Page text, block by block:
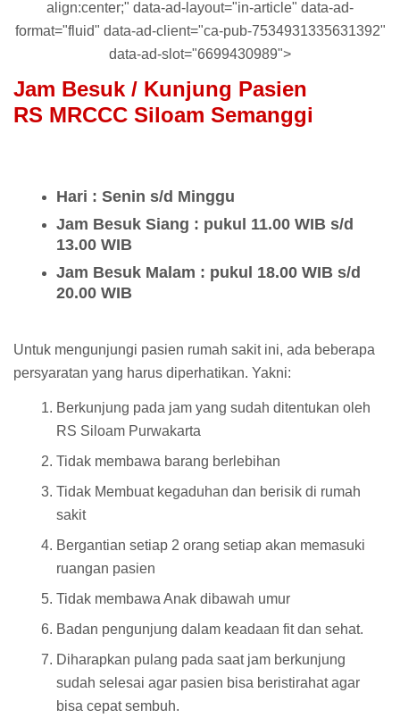
align:center;" data-ad-layout="in-article" data-ad-
format="fluid" data-ad-client="ca-pub-7534931335631392"
data-ad-slot="6699430989">
Jam Besuk / Kunjung Pasien
RS MRCCC Siloam Semanggi
Hari : Senin s/d Minggu
Jam Besuk Siang : pukul 11.00 WIB s/d
13.00 WIB
Jam Besuk Malam : pukul 18.00 WIB s/d
20.00 WIB
Untuk mengunjungi pasien rumah sakit ini, ada beberapa
persyaratan yang harus diperhatikan. Yakni:
Berkunjung pada jam yang sudah ditentukan oleh
RS Siloam Purwakarta
Tidak membawa barang berlebihan
Tidak Membuat kegaduhan dan berisik di rumah
sakit
Bergantian setiap 2 orang setiap akan memasuki
ruangan pasien
Tidak membawa Anak dibawah umur
Badan pengunjung dalam keadaan fit dan sehat.
Diharapkan pulang pada saat jam berkunjung
sudah selesai agar pasien bisa beristirahat agar
bisa cepat sembuh.